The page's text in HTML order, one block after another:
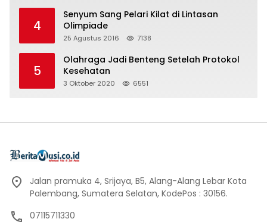
4
Senyum Sang Pelari Kilat di Lintasan
Olimpiade
25 Agustus 2016 7138
5
Olahraga Jadi Benteng Setelah Protokol
Kesehatan
3 Oktober 2020 6551
Jalan pramuka 4, Srijaya, B5, Alang-Alang Lebar Kota
Palembang, Sumatera Selatan, KodePos : 30156.
07115711330